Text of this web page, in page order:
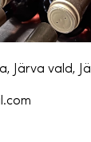
Järva vald,